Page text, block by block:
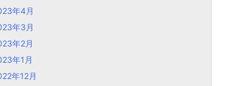
年4月
年3月
年2月
年1月
年12月